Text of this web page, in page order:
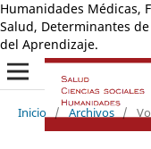
Humanidades Médicas,
Salud, Determinantes
del Aprendizaje.
Inicio / Archivos /